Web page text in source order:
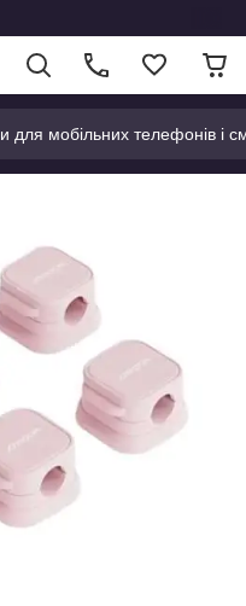
для мобільних телефонів і